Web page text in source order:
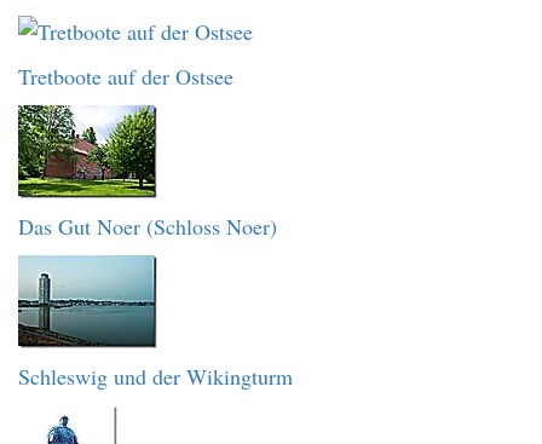
Tretboote auf der Ostsee
Das Gut Noer (Schloss Noer)
Schleswig und der Wikingturm